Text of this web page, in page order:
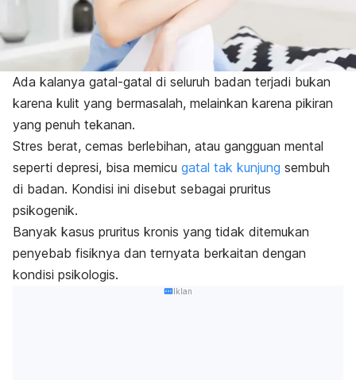
Ada kalanya gatal-gatal di seluruh badan terjadi bukan
karena kulit yang bermasalah, melainkan karena pikiran
yang penuh tekanan.
Stres berat, cemas berlebihan, atau gangguan mental
seperti depresi, bisa memicu gatal tak kunjung sembuh
di badan. Kondisi ini disebut sebagai pruritus
psikogenik.
Banyak kasus pruritus kronis yang tidak ditemukan
penyebab fisiknya dan ternyata berkaitan dengan
kondisi psikologis.
Iklan